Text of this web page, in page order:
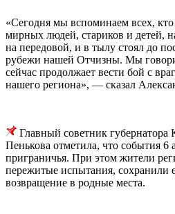
«Сегодня мы вспоминаем всех,
мирных людей, стариков и детей,
на передовой, и в тылу стоял до
рубежи нашей Отчизны. Мы
сейчас продолжает вести бой с
нашего региона», — сказал
Главный советник губернатора
Пенькова отметила, что события 6
приграничья. При этом жители
пережитые испытания, сохранили
возвращение в родные места.